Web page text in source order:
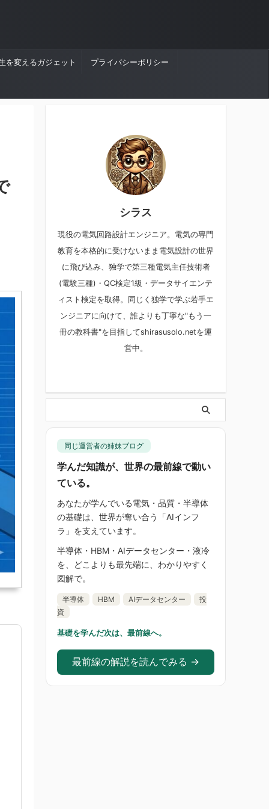
を変えるガジェット プライバシーポリシー
シラス
現役の電気回路設計エンジニア。電気の専門
教育を本格的に受けないまま電気設計の世界
に飛び込み、独学で第三種電気主任技術者
(電験三種)・QC検定1級・データサイエンテ
ィスト検定を取得。同じく独学で学ぶ若手エ
ンジニアに向けて、誰よりも丁寧な"もう一
冊の教科書"を目指してshirasusolo.netを運
営中。
同じ運営者の姉妹ブログ
学んだ知識が、世界の最前線で動い
ている。
あなたが学んでいる電気・品質・半導体
の基礎は、世界が奪い合う「AIインフ
ラ」を支えています。
半導体・HBM・AIデータセンター・液冷
を、どこよりも最先端に、わかりやすく
図解で。
半導体 HBM AIデータセンター
投
資
基礎を学んだ次は、最前線へ。
最前線の解説を読んでみる →